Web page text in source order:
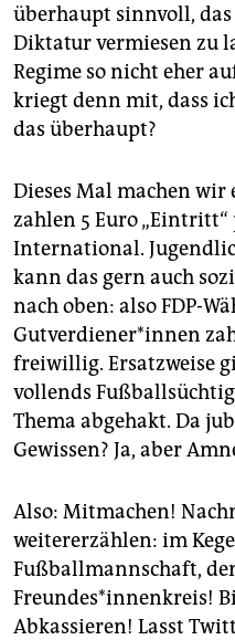
überhaupt sinnvoll,
Diktatur vermiesen zu
Regime so nicht eher
kriegt denn mit, dass
das überhaupt?
Dieses Mal machen wir
zahlen 5 Euro
International.
kann das gern auch
nach oben: also FDP-
Gut­ver­die­ne­r*in­nen
freiwillig. Ersatzweise
vollends
Thema abgehakt. Da
Gewissen? Ja, aber
Also: Mitmachen!
weitererzählen: im
Fußballmannschaft,
Freundes*innenkreis!
Abkassieren! Lasst